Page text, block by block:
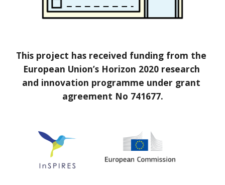
This project has received funding from the
European Union’s Horizon 2020 research
and innovation programme under grant
agreement No 741677.